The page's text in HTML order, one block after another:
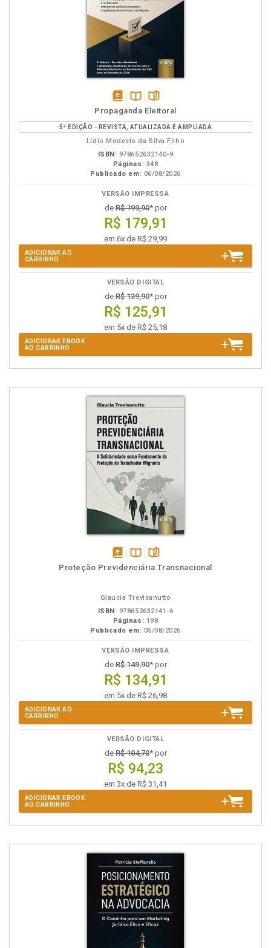
disponível
em
eBook
Disponível
na
B.V.
páginas
Propaganda Eleitoral
5ª EDIÇÃO - REVISTA, ATUALIZADA E AMPLIADA
Lídio Modesto da Silva Filho
ISBN: 978652632140-9
Páginas: 348
Publicado em: 06/08/2026
VERSÃO IMPRESSA
deR$ 199,90* por
R$ 179,91
em 6x de R$ 29,99
ADICIONAR AO
CARRINHO
VERSÃO DIGITAL
deR$ 139,90* por
R$ 125,91
em 5x de R$ 25,18
ADICIONAR EBOOK
AO CARRINHO
disponívelDisponível
páginas
Proteção Previdenciária Transnacional
Glaucia Trevisanutto
ISBN: 978652632141-6
Páginas: 198
Publicado em: 05/08/2026
VERSÃO IMPRESSA
deR$ 149,90* por
R$ 134,91
em 5x de R$ 26,98
ADICIONAR AO
CARRINHO
VERSÃO DIGITAL
deR$ 104,70* por
R$ 94,23
em 3x de R$ 31,41
ADICIONAR EBOOK
AO CARRINHO